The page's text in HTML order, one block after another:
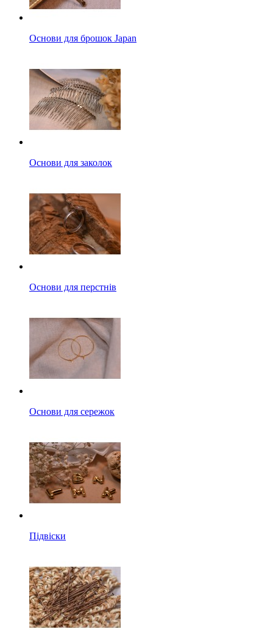
Основи для брошок Japan
Основи для заколок
Основи для перстнів
Основи для сережок
Підвіски